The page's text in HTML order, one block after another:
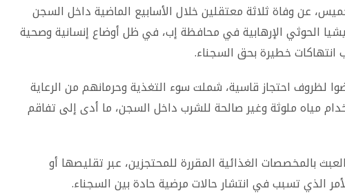
عن وفاة ثلاثة معتقلين خلال الأسابيع الماضية داخل السجن
الحوثي الإرهابية في محافظة إب، في ظل أوضاع إنسانية وصحية
انتهاكات خطيرة بحق السجناء.
لظروف احتجاز قاسية، شملت سوء التغذية وحرمانهم من الرعاية
مياه ملوثة وغير صالحة للشرب داخل السجن، ما أدى إلى تفاقم
بالمخصصات الغذائية المقررة للمحتجزين، عبر تقليصها أو
الذي تسبب في انتشار حالات مرضية حادة بين السجناء.